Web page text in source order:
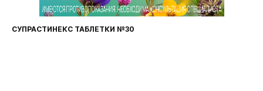
ФАРИНГОСЕПТ ТАБЛЕТКИ №20